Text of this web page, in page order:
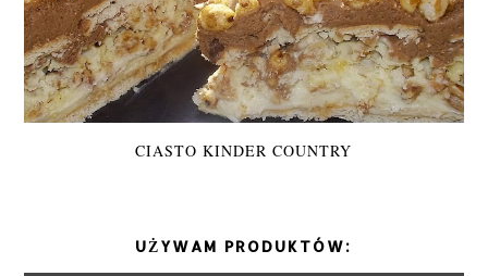
CIASTO KINDER COUNTRY
UŻYWAM PRODUKTÓW: